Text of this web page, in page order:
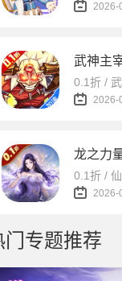
2026-
武神主
0.1折 /
2026-
龙之力
0.1折 /
2026-
门专题推荐